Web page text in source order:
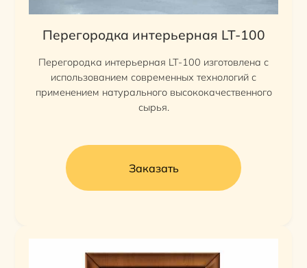
Перегородка интерьерная LT-100
Перегородка интерьерная LT-100 изготовлена с
использованием современных технологий с
применением натурального высококачественного
сырья.
Заказать